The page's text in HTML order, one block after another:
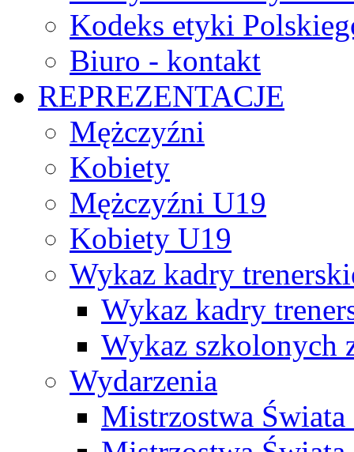
Kodeks etyki
Biuro - kontakt
REPREZENTACJE
Mężczyźni
Kobiety
Mężczyźni U19
Kobiety U19
Wykaz kadry
Wykaz kadry
Wykaz szkolonych
Wydarzenia
Mistrzostwa